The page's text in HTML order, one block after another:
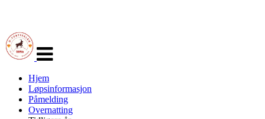
navigasjon
Hjem
Løpsinformasjon
Påmelding
Overnatting